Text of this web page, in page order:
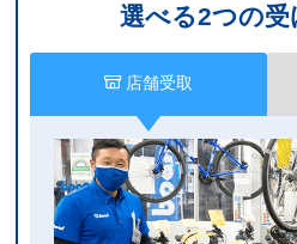
選べる2つの受
店舗受取